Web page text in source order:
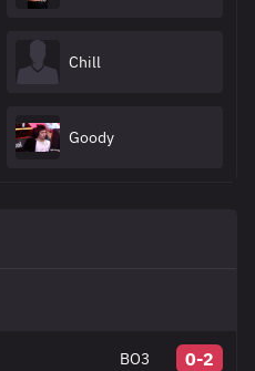
Chill
Goody
BO3 0-2